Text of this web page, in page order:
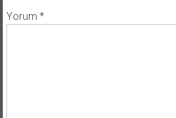
Yorum *